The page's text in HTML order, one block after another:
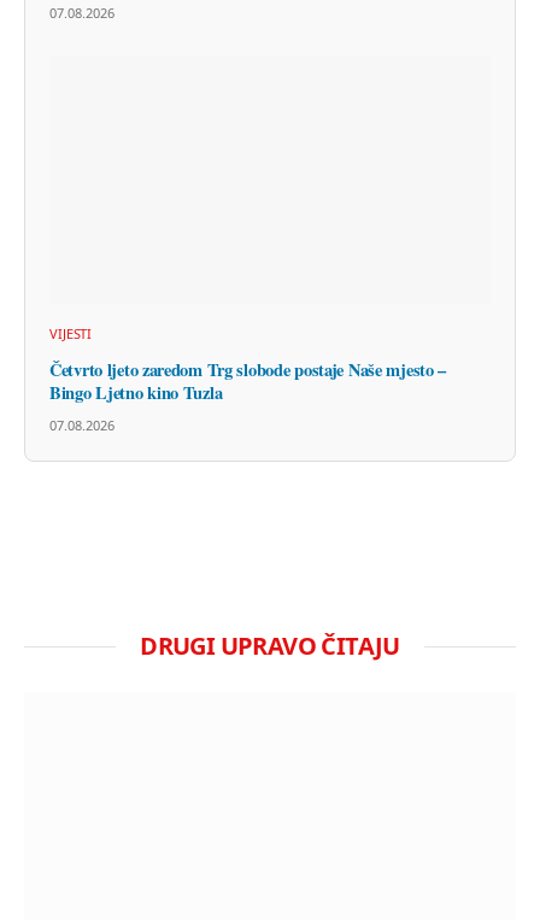
07.08.2026
VIJESTI
Četvrto ljeto zaredom Trg slobode postaje Naše mjesto –
Bingo Ljetno kino Tuzla
07.08.2026
DRUGI UPRAVO ČITAJU